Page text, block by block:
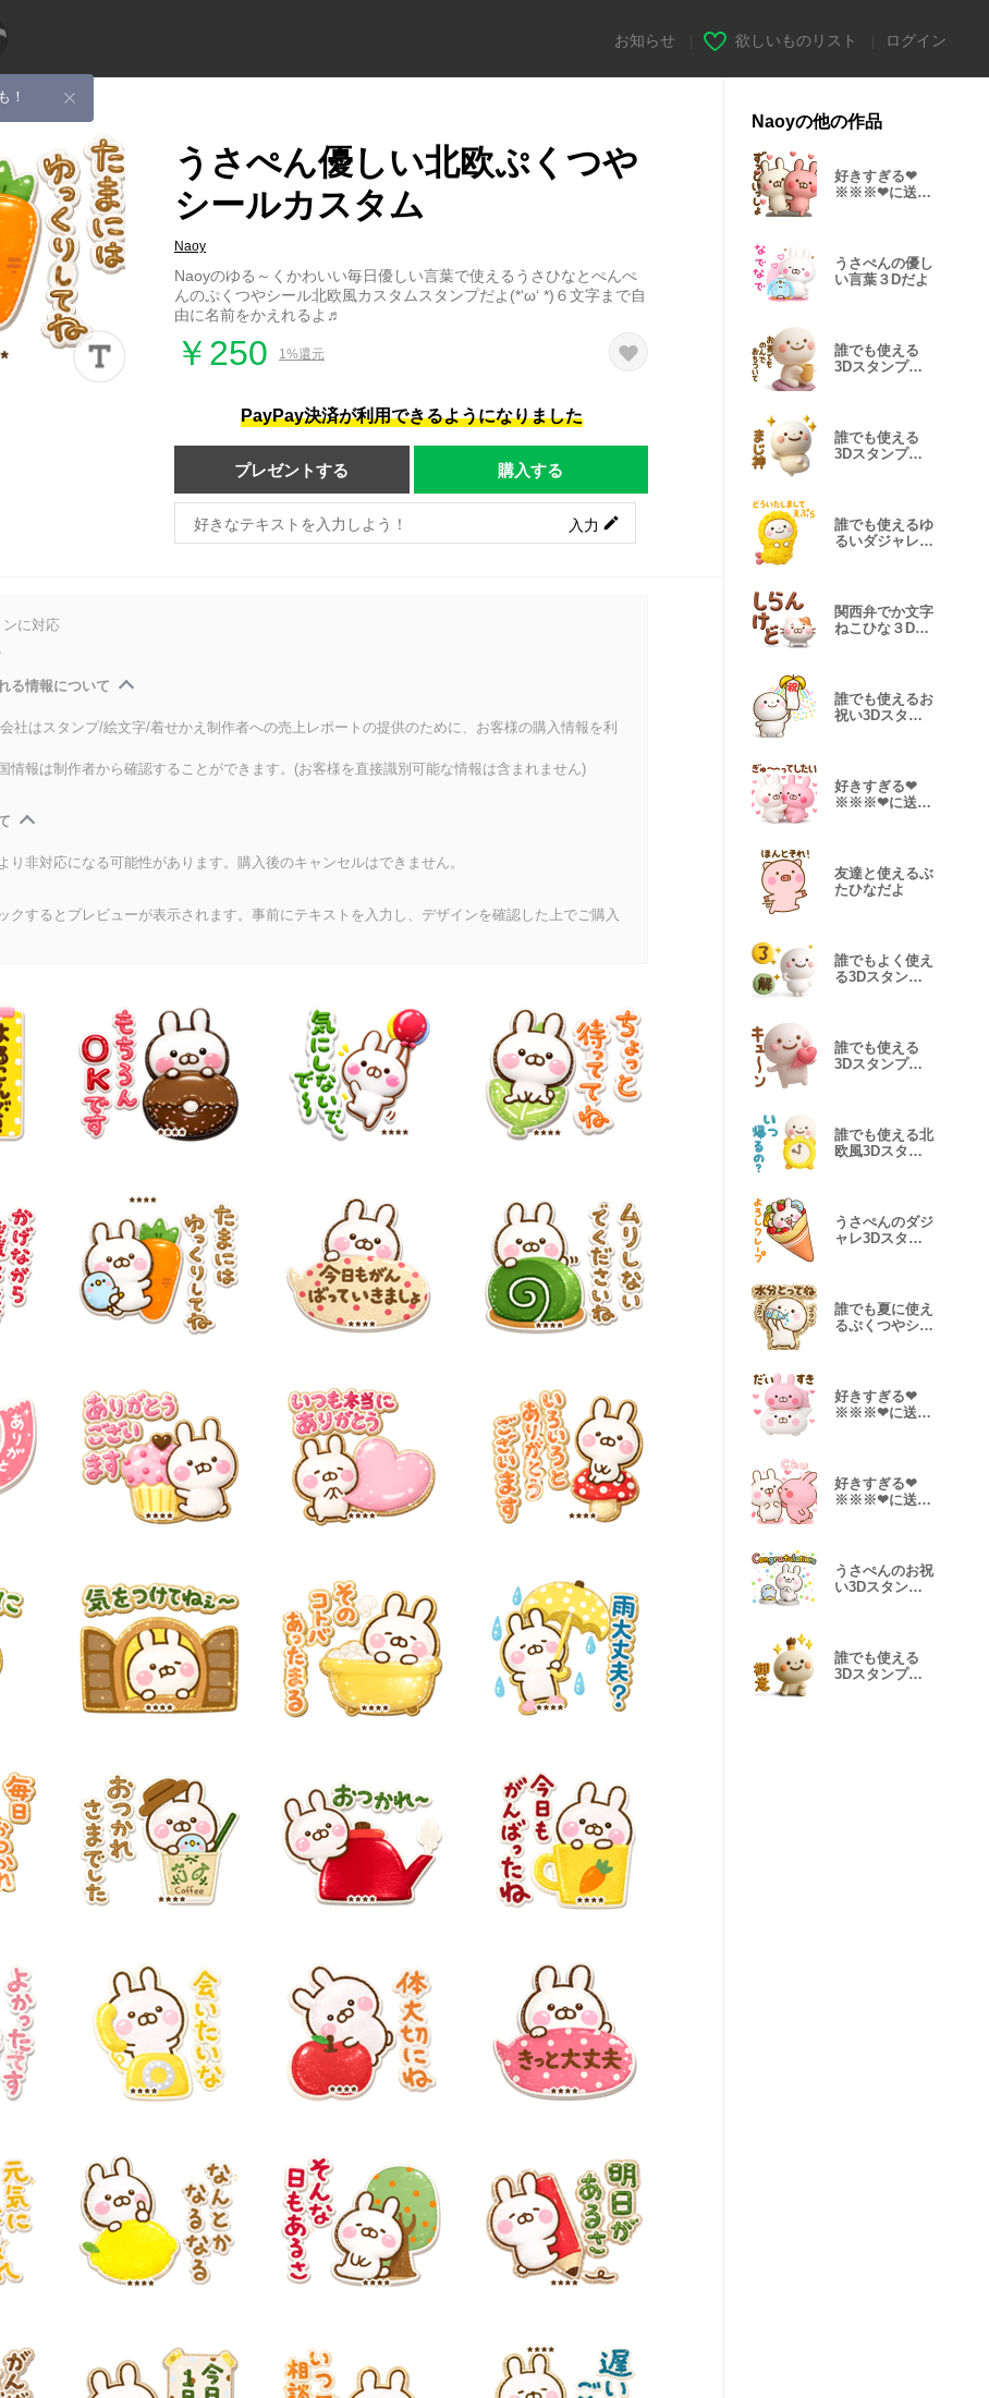
！
お知らせ 欲しいものリスト ログイン
うさぺん優しい北欧ぷくつや
シールカスタム
Naoy
Naoyのゆる～くかわいい毎日優しい言葉で使えるうさひなとぺんぺ
んのぷくつやシール北欧風カスタムスタンプだよ(*‘ω‘ *)６文字まで自
由に名前をかえれるよ♬
￥250 1%還元
PayPay決済が利用できるようになりました
プレゼントする 購入する
入力
ンに対応
る情報について
社はスタンプ/絵文字/着せかえ制作者への売上レポートの提供のために、お客様の購入情報を利
情報は制作者から確認することができます。(お客様を直接識別可能な情報は含まれません)
り非対応になる可能性があります。購入後のキャンセルはできません。
クするとプレビューが表示されます。事前にテキストを入力し、デザインを確認した上でご購入
Naoyの他の作品
好きすぎる❤
※※※❤に送る
うさぺんの優し
い言葉３Dだよ
誰でも使える
3Dスタンプだ
誰でも使える
3Dスタンプだ
誰でも使えるゆ
るいダジャレ
関西弁でか文字
ねこひな３Dだ
誰でも使えるお
祝い3Dスタン
好きすぎる❤
※※※❤に送る
友達と使えるぶ
たひなだよ
誰でもよく使え
る3Dスタンプ
誰でも使える
3Dスタンプだ
誰でも使える北
欧風3Dスタン
うさぺんのダジ
ャレ3Dスタン
誰でも夏に使え
るぷくつやシー
好きすぎる❤
※※※❤に送る
好きすぎる❤
※※※❤に送る
うさぺんのお祝
い3Dスタンプ
誰でも使える
3Dスタンプだ